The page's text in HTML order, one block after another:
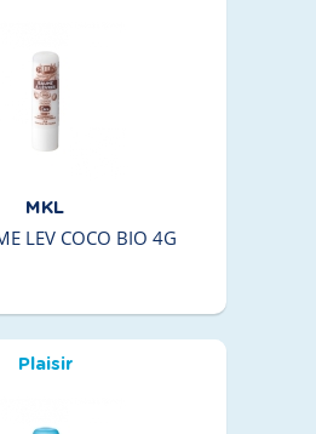
MKL
LEV COCO BIO 4G
Plaisir